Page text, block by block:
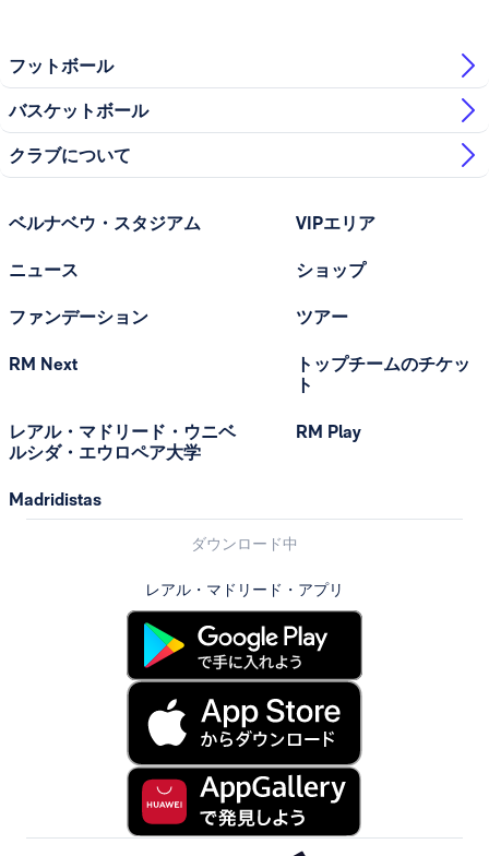
フットボール
バスケットボール
クラブについて
ベルナベウ・スタジアム
ニュース
ファンデーション
RM Next
レアル・マドリード・ウニベ
ルシダ・エウロペア大学
Madridistas
VIPエリア
ショップ
ツアー
トップチームのチケッ
ト
RM Play
ダウンロード中
レアル・マドリード・アプリ